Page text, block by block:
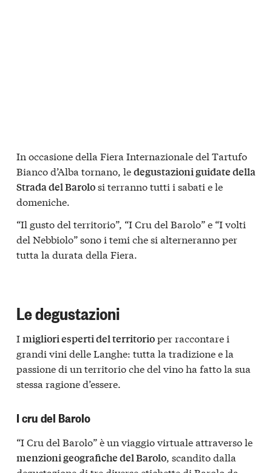
In occasione della Fiera Internazionale del Tartufo
Bianco d’Alba tornano, ledegustazioni guidate della
Strada del Barolosi terranno tutti i sabati e le
domeniche.
“Il gusto del territorio”, “I Cru del Barolo” e “I volti
del Nebbiolo” sono i temi che si alterneranno per
tutta la durata della Fiera.
Le degustazioni
Imigliori esperti del territorioper raccontare i
grandi vini delle Langhe: tutta la tradizione e la
passione di un territorio che del vino ha fatto la sua
stessa ragione d’essere.
I cru del Barolo
“I Cru del Barolo” è un viaggio virtuale attraverso le
menzioni geografiche del Barolo, scandito dalla